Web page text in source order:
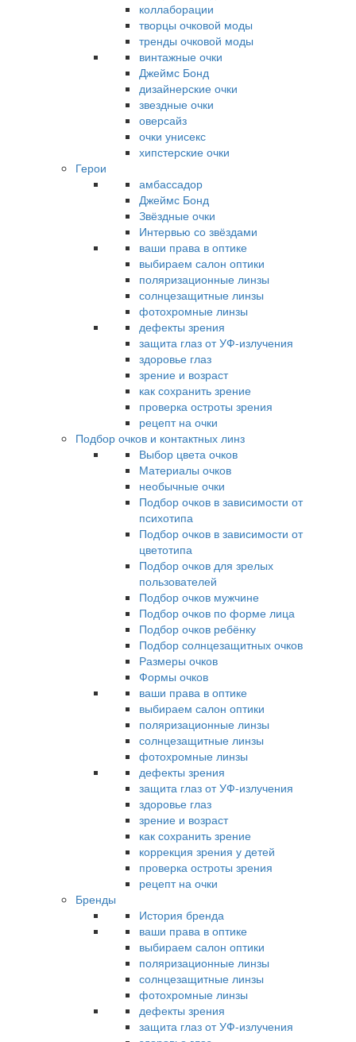
коллаборации
творцы очковой моды
тренды очковой моды
винтажные очки
Джеймс Бонд
дизайнерские очки
звездные очки
оверсайз
очки унисекс
хипстерские очки
Герои
амбассадор
Джеймс Бонд
Звёздные очки
Интервью со звёздами
ваши права в оптике
выбираем салон оптики
поляризационные линзы
солнцезащитные линзы
фотохромные линзы
дефекты зрения
защита глаз от УФ-излучения
здоровье глаз
зрение и возраст
как сохранить зрение
проверка остроты зрения
рецепт на очки
Подбор очков и контактных линз
Выбор цвета очков
Материалы очков
необычные очки
Подбор очков в зависимости от
психотипа
Подбор очков в зависимости от
цветотипа
Подбор очков для зрелых
пользователей
Подбор очков мужчине
Подбор очков по форме лица
Подбор очков ребёнку
Подбор солнцезащитных очков
Размеры очков
Формы очков
ваши права в оптике
выбираем салон оптики
поляризационные линзы
солнцезащитные линзы
фотохромные линзы
дефекты зрения
защита глаз от УФ-излучения
здоровье глаз
зрение и возраст
как сохранить зрение
коррекция зрения у детей
проверка остроты зрения
рецепт на очки
Бренды
История бренда
ваши права в оптике
выбираем салон оптики
поляризационные линзы
солнцезащитные линзы
фотохромные линзы
дефекты зрения
защита глаз от УФ-излучения